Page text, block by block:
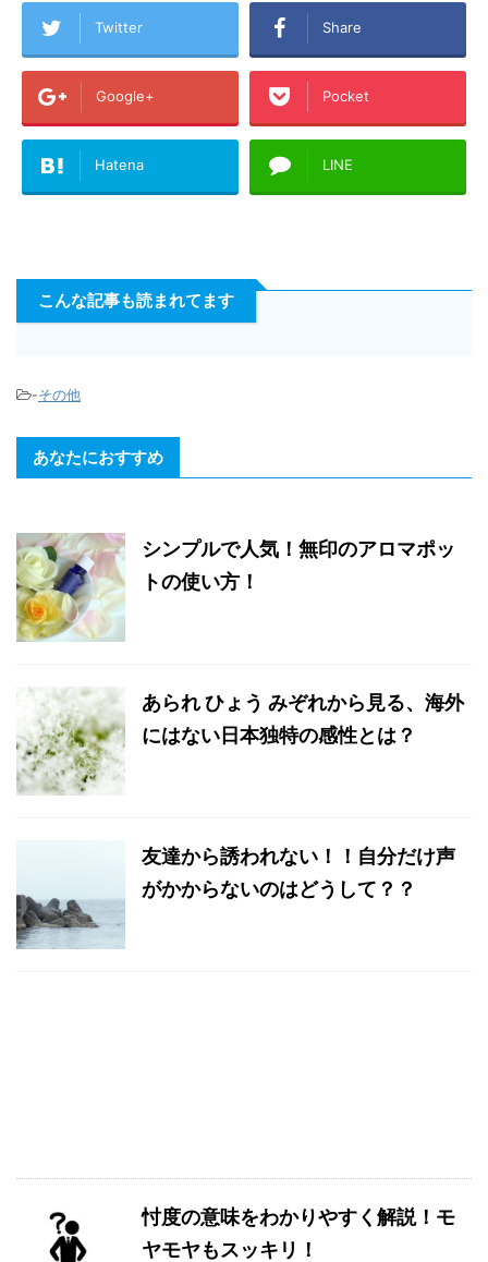
Twitter Share
Google+ Pocket
Hatena LINE
こんな記事も読まれてます
-その他
あなたにおすすめ
シンプルで人気！無印のアロマポッ
トの使い方！
あられ ひょう みぞれから見る、海外
にはない日本独特の感性とは？
友達から誘われない！！自分だけ声
がかからないのはどうして？？
忖度の意味をわかりやすく解説！モ
ヤモヤもスッキリ！